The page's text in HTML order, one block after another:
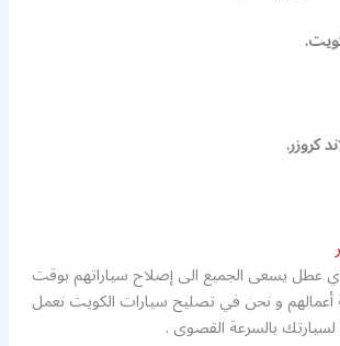
كروزر.
عطل يسعى الجميع الى إصلاح سياراتهم بوقت
أعمالهم و نحن في تصليح سيارات الكويت نعمل
بالسرعة القصوى .